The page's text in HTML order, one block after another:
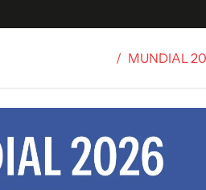
/ MUNDIAL